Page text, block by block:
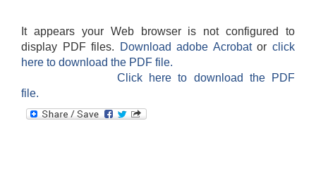
It appears your Web browser is not configured to
display PDF files.
Download adobe Acrobatorclick
here to download the PDF file.
Click here to download the PDF
file.